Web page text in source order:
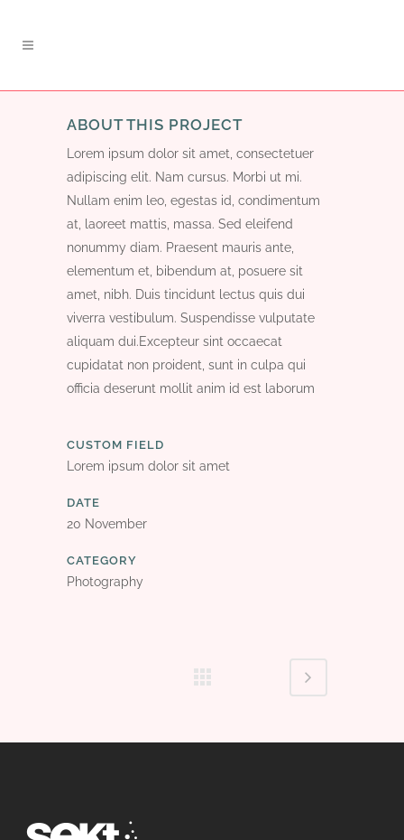
ABOUT THIS PROJECT
Lorem ipsum dolor sit amet, consectetuer
adipiscing elit. Nam cursus. Morbi ut mi.
Nullam enim leo, egestas id, condimentum
at, laoreet mattis, massa. Sed eleifend
nonummy diam. Praesent mauris ante,
elementum et, bibendum at, posuere sit
amet, nibh. Duis tincidunt lectus quis dui
viverra vestibulum. Suspendisse vulputate
aliquam dui.Excepteur sint occaecat
cupidatat non proident, sunt in culpa qui
officia deserunt mollit anim id est laborum
CUSTOM FIELD
Lorem ipsum dolor sit amet
DATE
20 November
CATEGORY
Photography